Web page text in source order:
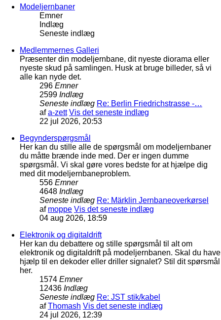
Modeljernbaner
Emner
Indlæg
Seneste indlæg
Medlemmernes Galleri
Præsenter din modeljernbane, dit nyeste diorama eller
nyeste skud på samlingen. Husk at bruge billeder, så vi
alle kan nyde det.
296 Emner
2599 Indlæg
Seneste indlæg Re: Berlin Friedrichstrasse -…
afa-zett Vis det seneste indlæg
22 jul 2026, 20:53
Begynderspørgsmål
Her kan du stille alle de spørgsmål om modeljernbaner
du måtte brænde inde med. Der er ingen dumme
spørgsmål. Vi skal gøre vores bedste for at hjælpe dig
med dit modeljernbaneproblem.
556 Emner
4648 Indlæg
Seneste indlæg Re: Märklin Jernbaneoverkørsel
af moppe Vis det seneste indlæg
04 aug 2026, 18:59
Elektronik og digitaldrift
Her kan du debattere og stille spørgsmål til alt om
elektronik og digitaldrift på modeljernbanen. Skal du have
hjælp til en dekoder eller driller signalet? Stil dit spørsmål
her.
1574 Emner
12436 Indlæg
Seneste indlæg Re: JST stik/kabel
afThomash Vis det seneste indlæg
24 jul 2026, 12:39